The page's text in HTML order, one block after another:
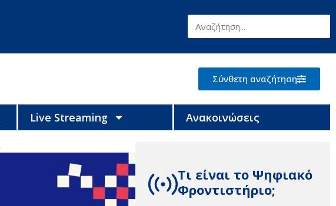
Σύνθετη αναζήτηση
Live Streaming Ανακοινώσεις
Τι είναι το Ψηφιακό
Φροντιστήριο;